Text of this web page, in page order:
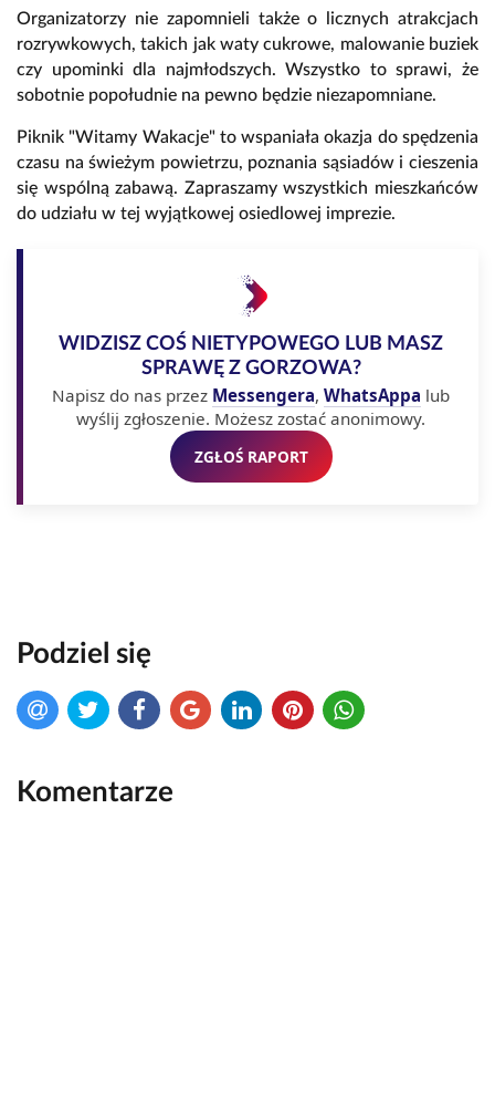
Organizatorzy nie zapomnieli także o licznych atrakcjach
rozrywkowych, takich jak waty cukrowe, malowanie buziek
czy upominki dla najmłodszych. Wszystko to sprawi, że
sobotnie popołudnie na pewno będzie niezapomniane.
Piknik "Witamy Wakacje" to wspaniała okazja do spędzenia
czasu na świeżym powietrzu, poznania sąsiadów i cieszenia
się wspólną zabawą. Zapraszamy wszystkich mieszkańców
do udziału w tej wyjątkowej osiedlowej imprezie.
WIDZISZ COŚ NIETYPOWEGO LUB MASZ
SPRAWĘ Z GORZOWA?
Napisz do nas przez Messengera, WhatsAppa lub
wyślij zgłoszenie. Możesz zostać anonimowy.
ZGŁOŚ RAPORT
Podziel się
Komentarze